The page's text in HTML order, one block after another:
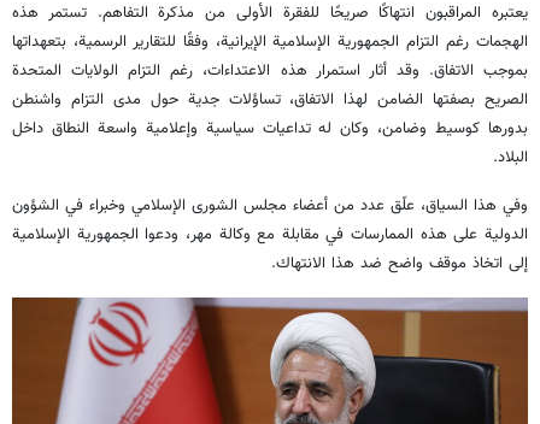
يعتبره المراقبون انتهاكًا صريحًا للفقرة الأولى من مذكرة التفاهم. تستمر هذه
الهجمات رغم التزام الجمهورية الإسلامية الإيرانية، وفقًا للتقارير الرسمية، بتعهداتها
بموجب الاتفاق. وقد أثار استمرار هذه الاعتداءات، رغم التزام الولايات المتحدة
الصريح بصفتها الضامن لهذا الاتفاق، تساؤلات جدية حول مدى التزام واشنطن
بدورها كوسيط وضامن، وكان له تداعيات سياسية وإعلامية واسعة النطاق داخل
البلاد.
وفي هذا السياق، علّق عدد من أعضاء مجلس الشورى الإسلامي وخبراء في الشؤون
الدولية على هذه الممارسات في مقابلة مع وكالة مهر، ودعوا الجمهورية الإسلامية
إلى اتخاذ موقف واضح ضد هذا الانتهاك.